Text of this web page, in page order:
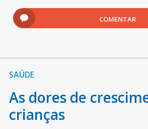
COMENTAR
SAÚDE
As dores de
crianças